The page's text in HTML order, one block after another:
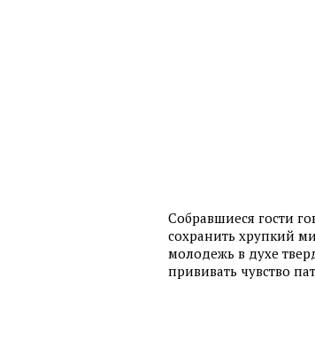
Собравшиеся гости
сохранить хрупкий
молодежь в духе
прививать чувство